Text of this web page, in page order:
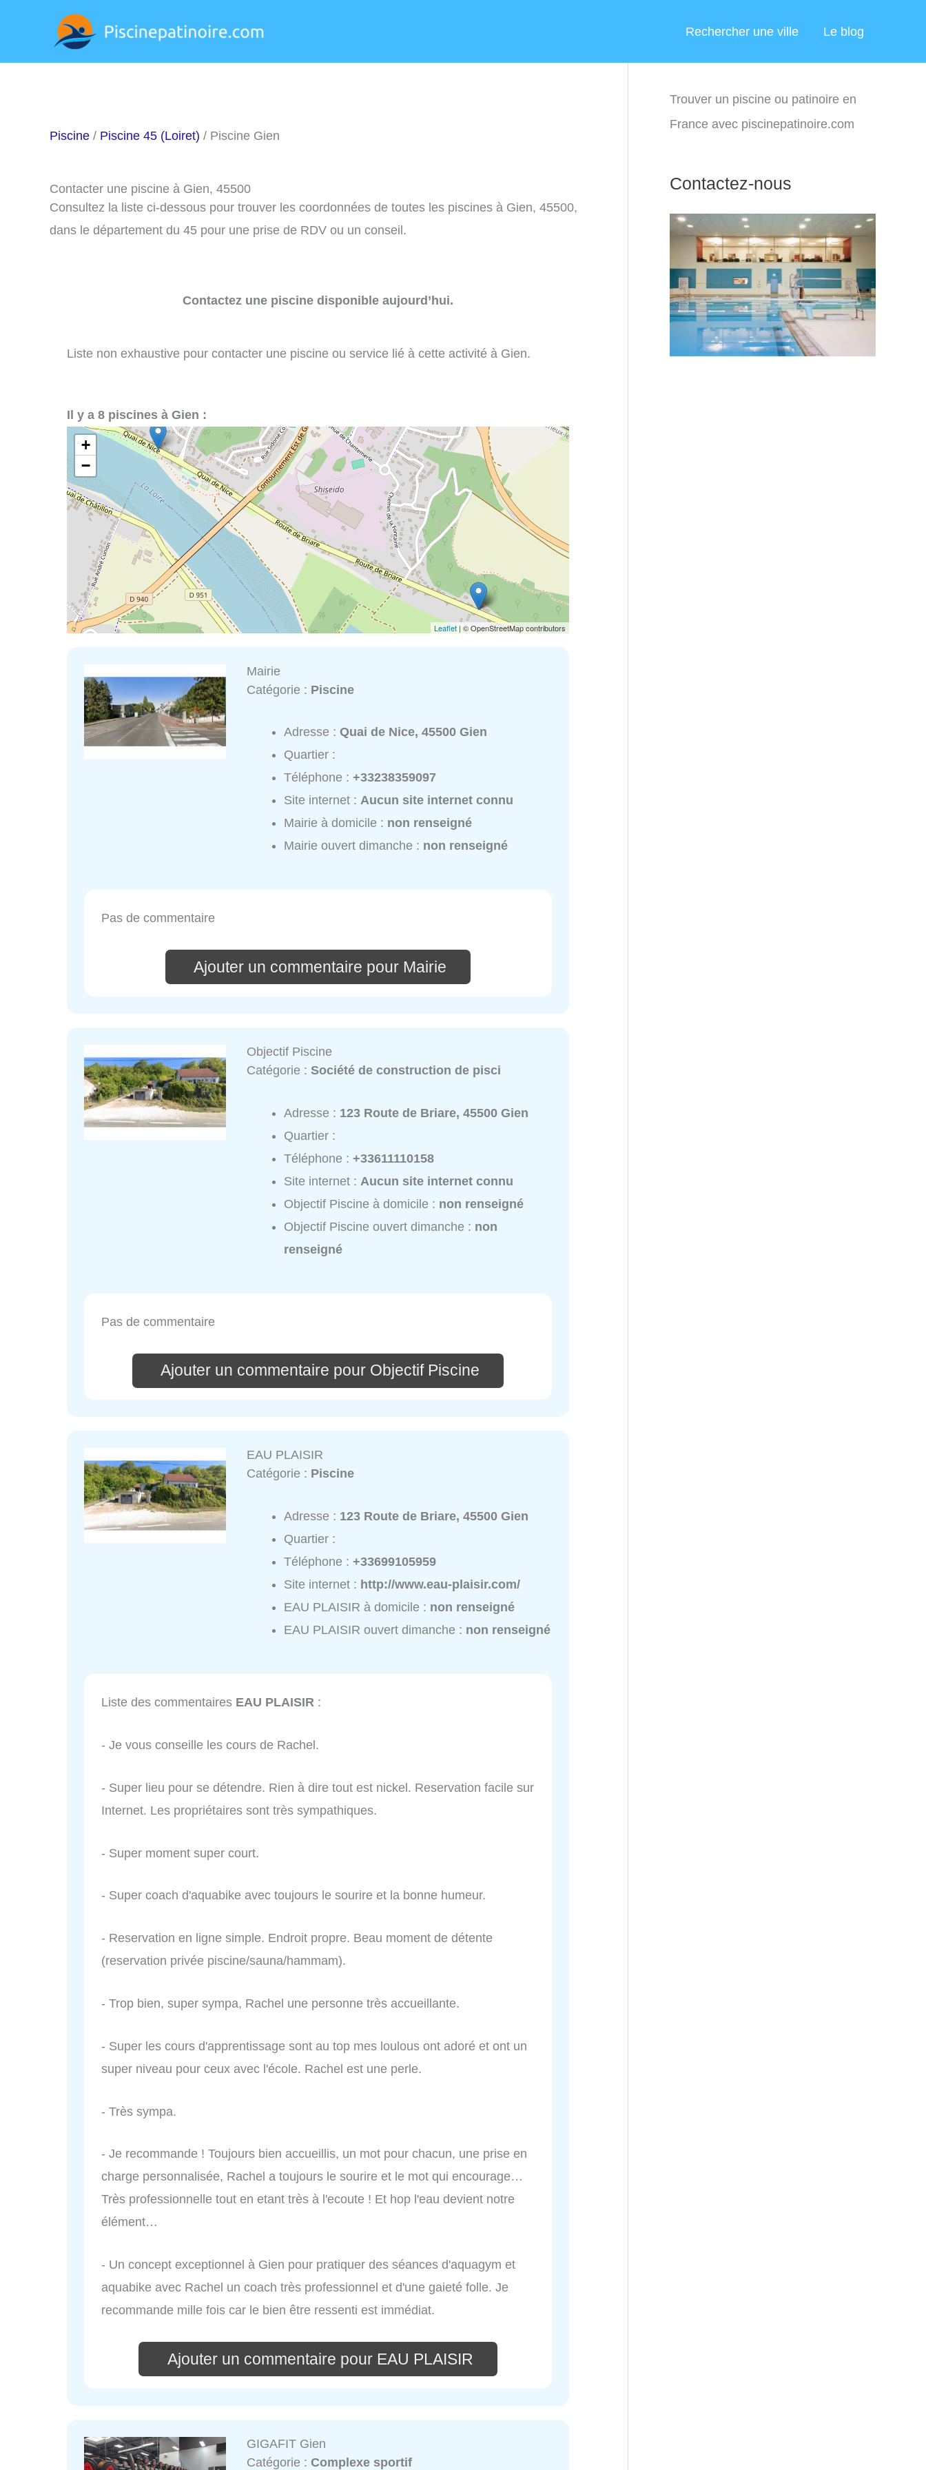
Rechercher une ville Le blog
Piscine / Piscine 45 (Loiret) / Piscine Gien
Contacter une piscine à Gien, 45500
Consultez la liste ci-dessous pour trouver les coordonnées de toutes les piscines à Gien, 45500,
dans le département du 45 pour une prise de RDV ou un conseil.
Contactez une piscine disponible aujourd’hui.
Liste non exhaustive pour contacter une piscine ou service lié à cette activité à Gien.
Il y a 8 piscines à Gien :
+
−
Leaflet | © OpenStreetMap contributors
Mairie
Catégorie : Piscine
Adresse :Quai de Nice, 45500 Gien
Quartier :
Téléphone :+33238359097
Site internet :Aucun site internet connu
Mairie à domicile : non renseigné
Mairie ouvert dimanche : non renseigné
Pas de commentaire
Ajouter un commentaire pour Mairie
Objectif Piscine
Catégorie :Société de construction de pisci
Adresse : 123 Route de Briare, 45500 Gien
Quartier :
Téléphone :+33611110158
Site internet : Aucun site internet connu
Objectif Piscine à domicile : non renseigné
Objectif Piscine ouvert dimanche : non
renseigné
Pas de commentaire
Ajouter un commentaire pour Objectif Piscine
EAU PLAISIR
Catégorie : Piscine
Adresse : 123 Route de Briare, 45500 Gien
Quartier :
Téléphone :+33699105959
Site internet : http://www.eau-plaisir.com/
EAU PLAISIR à domicile : non renseigné
EAU PLAISIR ouvert dimanche : non renseigné
Liste des commentaires EAU PLAISIR :
- Je vous conseille les cours de Rachel.
- Super lieu pour se détendre. Rien à dire tout est nickel. Reservation facile sur
Internet. Les propriétaires sont très sympathiques.
- Super moment super court.
- Super coach d'aquabike avec toujours le sourire et la bonne humeur.
- Reservation en ligne simple. Endroit propre. Beau moment de détente
(reservation privée piscine/sauna/hammam).
- Trop bien, super sympa, Rachel une personne très accueillante.
- Super les cours d'apprentissage sont au top mes loulous ont adoré et ont un
super niveau pour ceux avec l'école. Rachel est une perle.
- Très sympa.
- Je recommande ! Toujours bien accueillis, un mot pour chacun, une prise en
charge personnalisée, Rachel a toujours le sourire et le mot qui encourage…
Très professionnelle tout en etant très à l'ecoute ! Et hop l'eau devient notre
élément…
- Un concept exceptionnel à Gien pour pratiquer des séances d'aquagym et
aquabike avec Rachel un coach très professionnel et d'une gaieté folle. Je
recommande mille fois car le bien être ressenti est immédiat.
Ajouter un commentaire pour EAU PLAISIR
GIGAFIT Gien
Catégorie :Complexe sportif
Trouver un piscine ou patinoire en
France avec piscinepatinoire.com
Contactez-nous